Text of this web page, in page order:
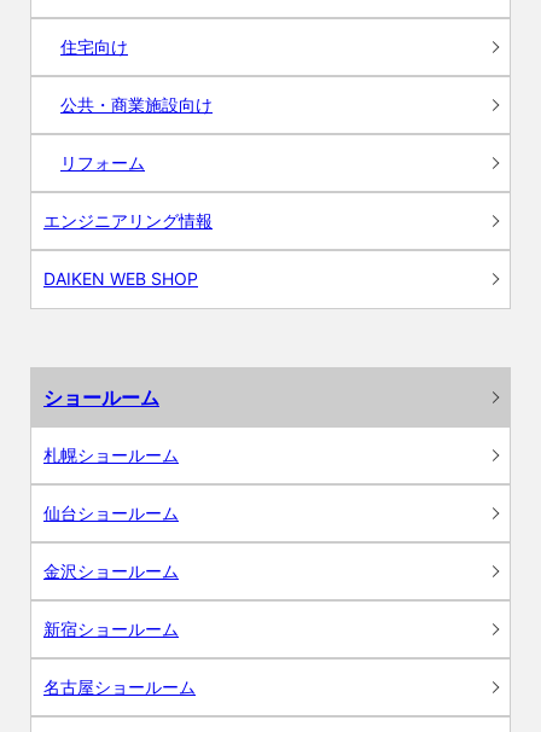
住宅向け
公共・商業施設向け
リフォーム
エンジニアリング情報
DAIKEN WEB SHOP
ショールーム
札幌ショールーム
仙台ショールーム
金沢ショールーム
新宿ショールーム
名古屋ショールーム